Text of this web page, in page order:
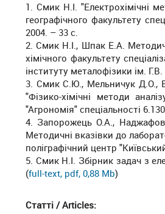
1. Смик Н.І. "Електрохімічні
географічного факультету
2004. – 33 с.
2. Смик Н.І., Шпак Е.А.
хімічного факультету
інституту металофізики ім.
3. Смик С.Ю., Мельничук Д.О.,
"Фізико-хімічні методи
"Агрономія" спеціальності
4. Запорожець О.А.,
Методичні вказівки до
поліграфічний центр
5. Смик Н.І. Збірник задач з
(full-text, pdf, 0,88 Mb)
Статті / Articles: